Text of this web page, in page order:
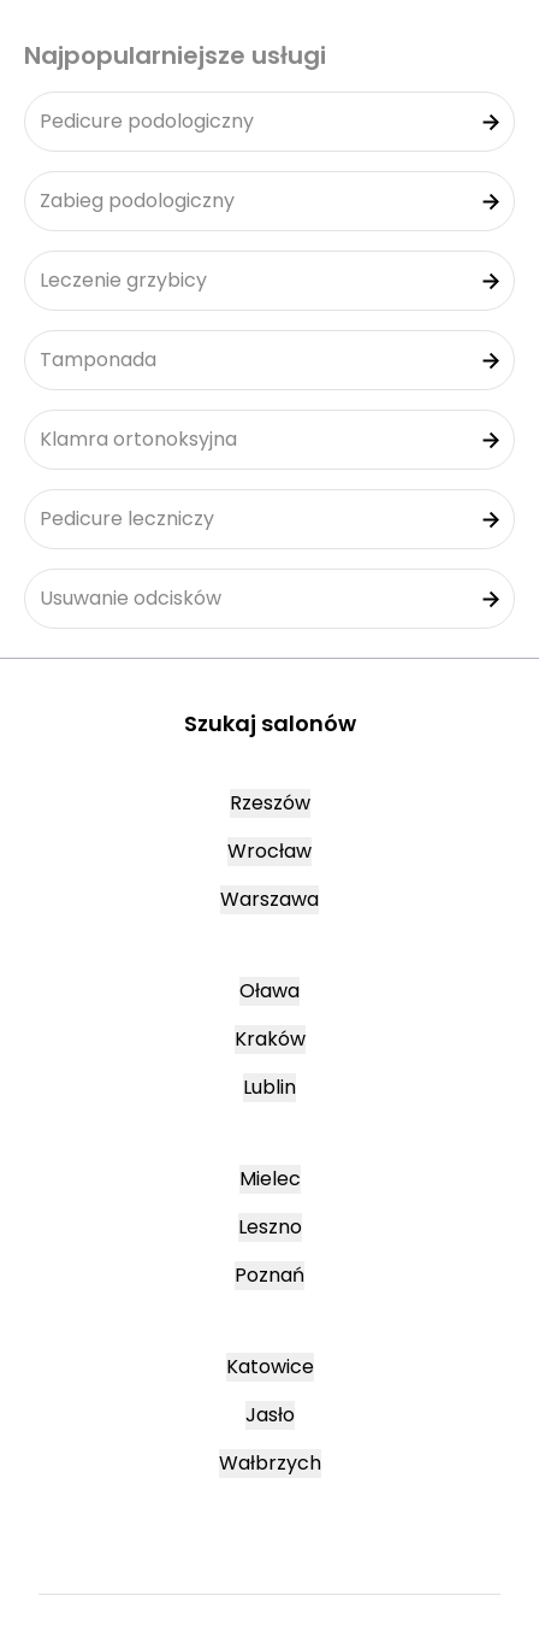
Najpopularniejsze usługi
Pedicure podologiczny
Zabieg podologiczny
Leczenie grzybicy
Tamponada
Klamra ortonoksyjna
Pedicure leczniczy
Usuwanie odcisków
Szukaj salonów
Rzeszów
Wrocław
Warszawa
Oława
Kraków
Lublin
Mielec
Leszno
Poznań
Katowice
Jasło
Wałbrzych